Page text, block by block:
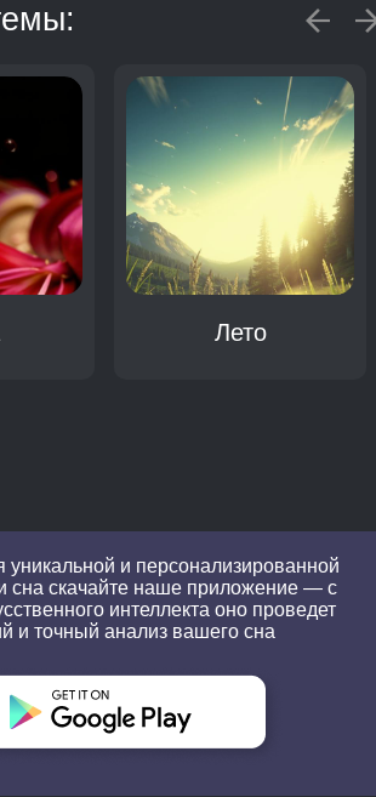
Лето
уникальной и персонализированной
сна скачайте наше приложение — с
интеллекта оно проведет
и точный анализ вашего сна